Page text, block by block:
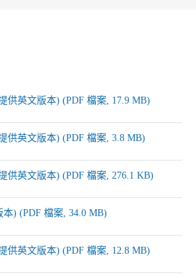
供英文版本) (PDF 檔案, 17.9 MB)
供英文版本) (PDF 檔案, 3.8 MB)
供英文版本) (PDF 檔案, 276.1 KB)
) (PDF 檔案, 34.0 MB)
供英文版本) (PDF 檔案, 12.8 MB)